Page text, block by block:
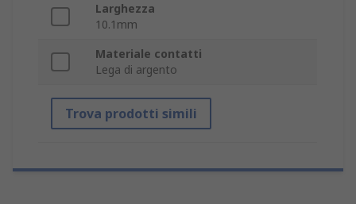
Larghezza
10.1mm
Materiale contatti
Lega di argento
Trova prodotti simili